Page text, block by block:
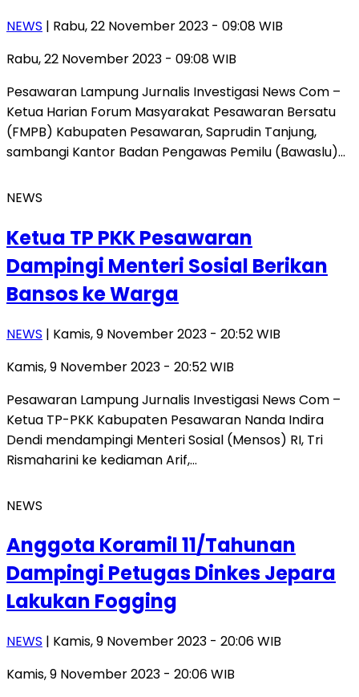
NEWS | Rabu, 22 November 2023 - 09:08 WIB
Rabu, 22 November 2023 - 09:08 WIB
Pesawaran Lampung Jurnalis Investigasi News Com –
Ketua Harian Forum Masyarakat Pesawaran Bersatu
(FMPB) Kabupaten Pesawaran, Saprudin Tanjung,
sambangi Kantor Badan Pengawas Pemilu (Bawaslu)…
NEWS
Ketua TP PKK Pesawaran
Dampingi Menteri Sosial Berikan
Bansos ke Warga
NEWS | Kamis, 9 November 2023 - 20:52 WIB
Kamis, 9 November 2023 - 20:52 WIB
Pesawaran Lampung Jurnalis Investigasi News Com –
Ketua TP-PKK Kabupaten Pesawaran Nanda Indira
Dendi mendampingi Menteri Sosial (Mensos) RI, Tri
Rismaharini ke kediaman Arif,…
NEWS
Anggota Koramil 11/Tahunan
Dampingi Petugas Dinkes Jepara
Lakukan Fogging
NEWS | Kamis, 9 November 2023 - 20:06 WIB
Kamis, 9 November 2023 - 20:06 WIB